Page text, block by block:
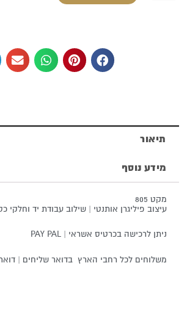
תיאור
מידע נוסף
מקט 805
עיצוב פיליגרן אותנטי | שילוב עבודת יד וחלקי
ניתן לרכישה בכרטיס אשראי | PAY PAL
משלוחים לכל רחבי הארץ בדואר שליחים | דואר